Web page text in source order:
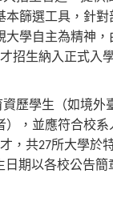
篩選工具，針
學自主為精神
招生納入正式入
歷學生（如境外
，並應符合校
，共27所大學於
日期以各校公告